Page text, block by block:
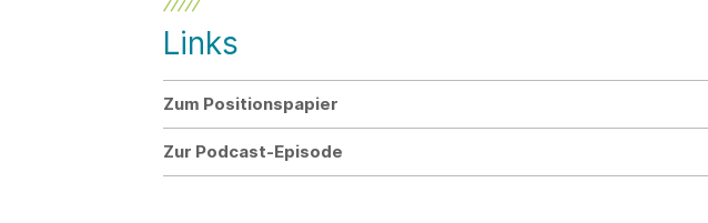
Links
Zum Positionspapier
Zur Podcast-Episode